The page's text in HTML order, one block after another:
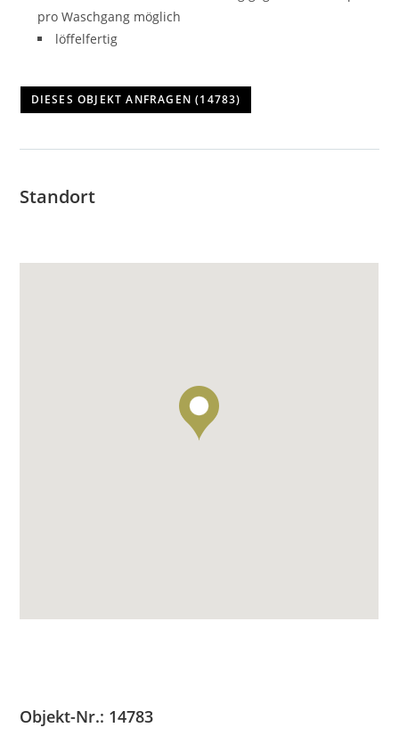
pro Waschgang möglich
löffelfertig
Standort
Objekt-Nr.: 14783